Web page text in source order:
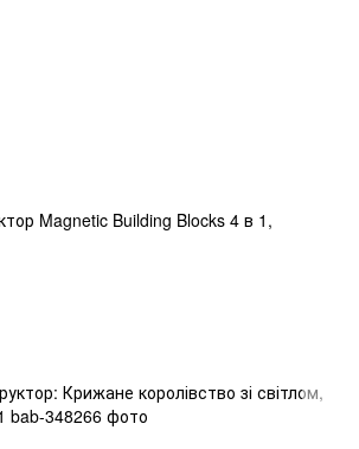
Magnetic Building Blocks 4 в 1,